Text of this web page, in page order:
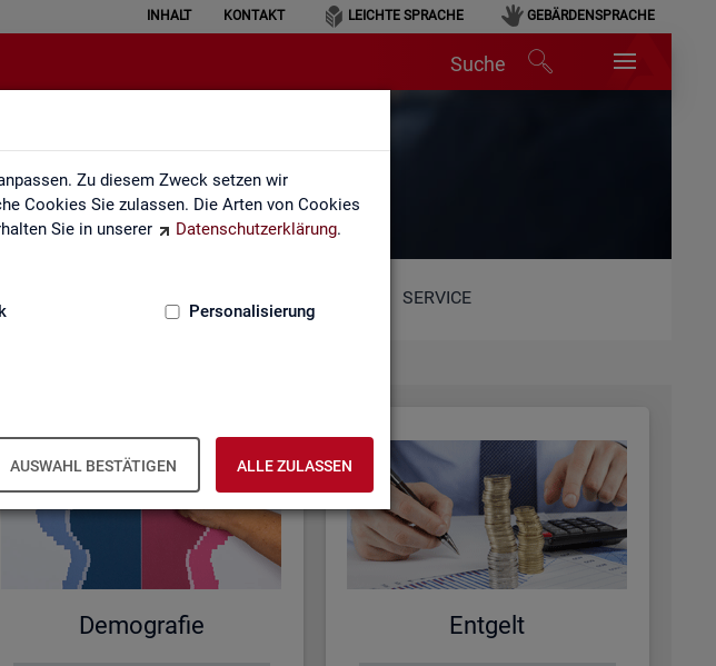
Zu diesem Zweck setzen wir
Cookies Sie zulassen. Die Arten von Cookies
Sie in unserer
Datenschutzerklärung.
Personalisierung
AUSWAHL BESTÄTIGEN ALLE ZULASSEN
INHALT KONTAKT LEICHTE SPRACHE GEBÄRDENSPRACHE
Suche
Fokus
SERVICE
De­mo­gra­fie Ent­gelt